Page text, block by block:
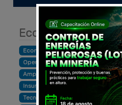
Economía
Economía Finanzas
Operación
Exploración Ventas
Ampliación
Cursos y eventos
Insumos y materiales
Empresarial
Tecnología
Sostenibilidad